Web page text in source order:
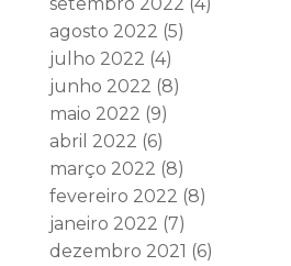
agosto 2022 (5)
julho 2022 (4)
junho 2022 (8)
maio 2022 (9)
abril 2022 (6)
março 2022 (8)
fevereiro 2022 (8)
janeiro 2022 (7)
dezembro 2021 (6)